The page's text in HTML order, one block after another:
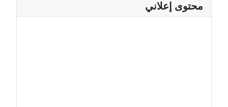
محتوى إعلاني